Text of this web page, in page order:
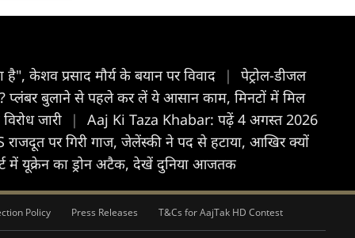
केशव प्रसाद मौर्य के बयान पर विवाद |
पेट्रोल-डीजल
बुलाने से पहले कर लें ये आसान काम, मिनटों में मिल
जारी |
Aaj Ki Taza Khabar: पढ़ें 4 अगस्त 2026
राजदूत पर गिरी गाज, जेलेंस्की ने पद से हटाया, आखिर क्यों
में यूक्रेन का ड्रोन अटैक, देखें दुनिया आजतक
Policy Press Releases T&Cs for AajTak HD Contest